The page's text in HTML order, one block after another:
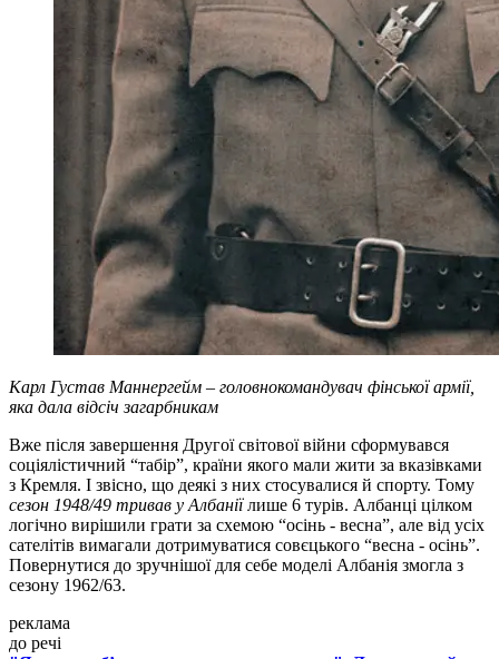
Карл Густав Маннергейм – головнокомандувач фінської армії,
яка дала відсіч загарбникам
Вже після завершення Другої світової війни сформувався
соціялістичний “табір”, країни якого мали жити за вказівками
з Кремля. І звісно, що деякі з них стосувалися й спорту. Тому
сезон 1948/49 тривав у Албаніїлише 6 турів. Албанці цілком
логічно вирішили грати за схемою “осінь - весна”, але від усіх
сателітів вимагали дотримуватися совєцького “весна - осінь”.
Повернутися до зручнішої для себе моделі Албанія змогла з
сезону 1962/63.
реклама
до речі